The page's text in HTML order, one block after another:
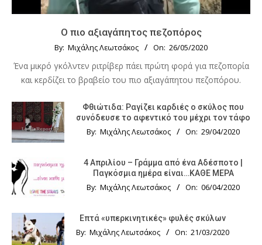
Ο πιο αξιαγάπητος πεζοπόρος
By: Μιχάλης Λεωτσάκος On: 26/05/2020
Ένα μικρό γκόλντεν ριτρίβερ πάει πρώτη φορά για πεζοπορία
και κερδίζει το βραβείο του πιο αξιαγάπητου πεζοπόρου.
Φθιώτιδα: Ραγίζει καρδιές ο σκύλος που
συνόδευσε το αφεντικό του μέχρι τον τάφο
By: Μιχάλης Λεωτσάκος On: 29/04/2020
4 Απριλίου – Γράμμα από ένα Αδέσποτο |
Παγκόσμια ημέρα είναι…ΚΑΘΕ ΜΕΡΑ
By: Μιχάλης Λεωτσάκος On: 06/04/2020
Επτά «υπερκινητικές» φυλές σκύλων
By: Μιχάλης Λεωτσάκος On: 21/03/2020